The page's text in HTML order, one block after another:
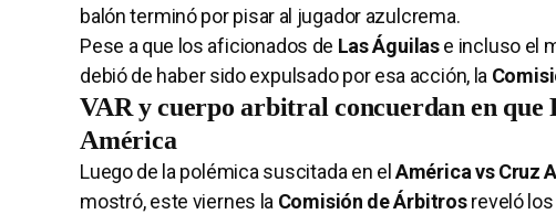
balón terminó por pisar al jugador azulcrema.
Pese a que los aficionados de Las Águilase incluso el
debió de haber sido expulsado por esa acción, la
VAR y cuerpo arbitral concuerdan en que
América
Luego de la polémica suscitada en el América vs Cruz
mostró, este viernes la Comisión de Árbitrosreveló